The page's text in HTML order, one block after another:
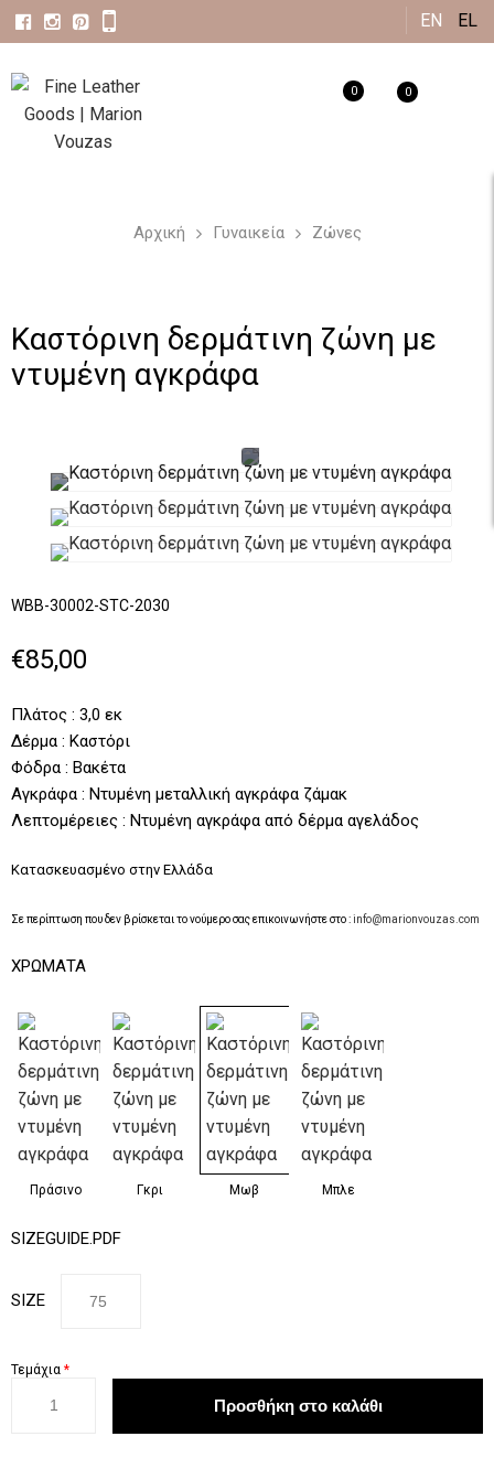
προς το
EN EL
0 0
Αρχική Γυναικεία Ζώνες
Καστόρινη δερμάτινη ζώνη με
ντυμένη αγκράφα
WBB-30002-STC-2030
€85,00
Πλάτος : 3,0 εκ
Δέρμα : Καστόρι
Φόδρα : Βακέτα
Αγκράφα : Ντυμένη μεταλλική αγκράφα ζάμακ
Λεπτομέρειες : Ντυμένη αγκράφα από δέρμα αγελάδος
Κατασκευασμένο στην Ελλάδα
Σε περίπτωση που δεν βρίσκεται το νούμερο σας επικοινωνήστε στο :info@marionvouzas.com
ΧΡΏΜΑΤΑ
Πράσινο Γκρι Μωβ Μπλε
SIZEGUIDE.PDF
SIZE
Τεμάχια *